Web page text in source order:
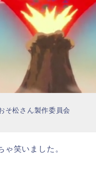
松さん製作委員会
笑いました。